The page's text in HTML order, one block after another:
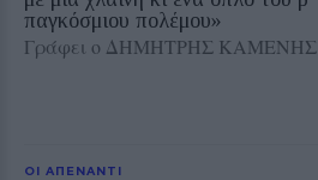
παγκόσμιου πολέμου»
Γράφει ο ΔΗΜΗΤΡΗΣ ΚΑΜΕΝΗΣ
ΟΙ ΑΠΕΝΑΝΤΙ